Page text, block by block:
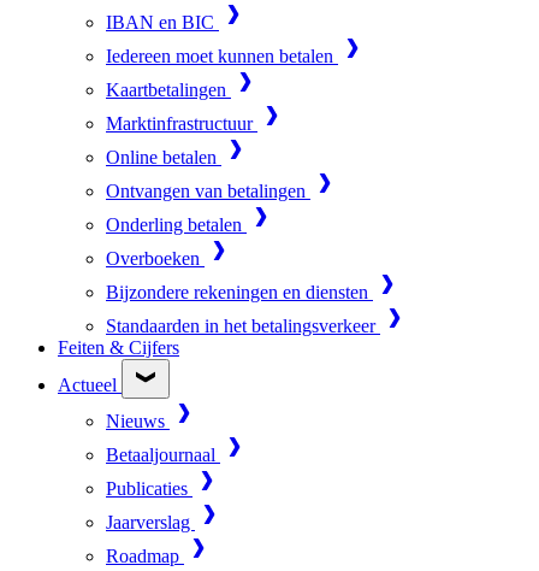
IBAN en BIC
Iedereen moet kunnen betalen
Kaartbetalingen
Marktinfrastructuur
Online betalen
Ontvangen van betalingen
Onderling betalen
Overboeken
Bijzondere rekeningen en diensten
Standaarden in het betalingsverkeer
Feiten & Cijfers
Actueel
Nieuws
Betaaljournaal
Publicaties
Jaarverslag
Roadmap